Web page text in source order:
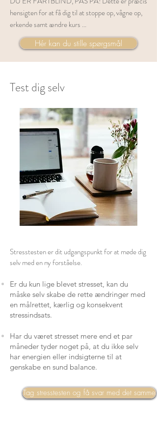
hensigten for at få dig til at stoppe op, vågne op,
erkende samt ændre kurs ...
Hér kan du stille spørgsmål
Test dig selv
Stresstesten er dit udgangspunkt for at møde dig
selv med en ny forståelse.
Er du kun lige blevet stresset, kan du
måske selv skabe de rette ændringer med
en målrettet, kærlig og konsekvent
stressindsats.
Har du været stresset mere end et par
måneder tyder noget på, at du ikke selv
har energien eller indsigterne til at
genskabe en sund balance.
Tag stresstesten og få svar med det samme